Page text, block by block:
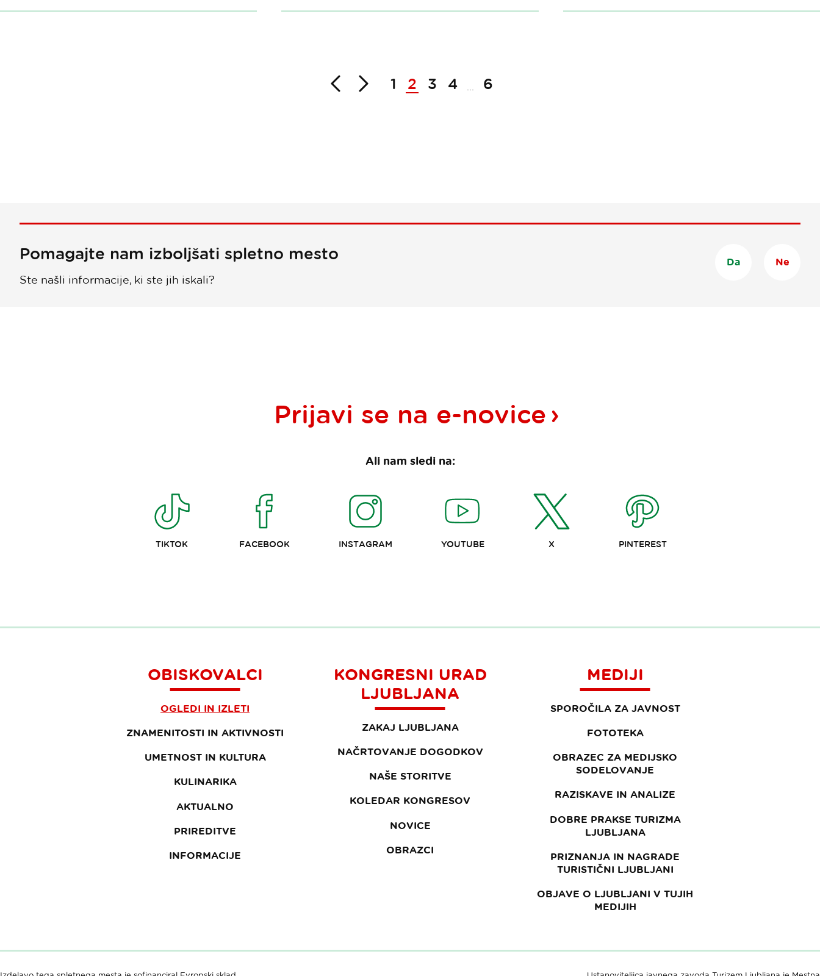
NazajNaprej
1 2 3 4 6
Pomagajte nam izboljšati spletno mesto
Ste našli informacije, ki ste jih iskali?
Da Ne
Prijavi se na e-novice
Ali nam sledi na:
TIKTOK FACEBOOK INSTAGRAM YOUTUBE X PINTEREST
OBISKOVALCI
OGLEDI IN IZLETI
ZNAMENITOSTI IN AKTIVNOSTI
UMETNOST IN KULTURA
KULINARIKA
AKTUALNO
PRIREDITVE
INFORMACIJE
KONGRESNI URAD
LJUBLJANA
ZAKAJ LJUBLJANA
NAČRTOVANJE DOGODKOV
NAŠE STORITVE
KOLEDAR KONGRESOV
NOVICE
OBRAZCI
MEDIJI
SPOROČILA ZA JAVNOST
FOTOTEKA
OBRAZEC ZA MEDIJSKO
SODELOVANJE
RAZISKAVE IN ANALIZE
DOBRE PRAKSE TURIZMA
LJUBLJANA
PRIZNANJA IN NAGRADE
TURISTIČNI LJUBLJANI
OBJAVE O LJUBLJANI V TUJIH
MEDIJIH